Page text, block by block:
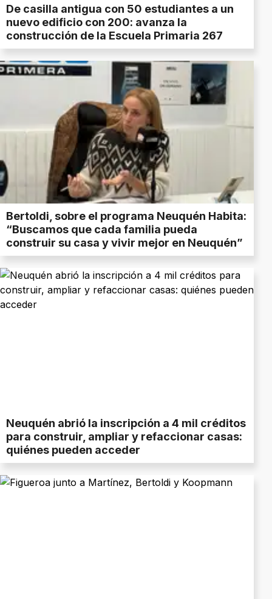
De casilla antigua con 50 estudiantes a un
nuevo edificio con 200: avanza la
construcción de la Escuela Primaria 267
Bertoldi, sobre el programa Neuquén Habita:
“Buscamos que cada familia pueda
construir su casa y vivir mejor en Neuquén”
Neuquén abrió la inscripción a 4 mil créditos
para construir, ampliar y refaccionar casas:
quiénes pueden acceder